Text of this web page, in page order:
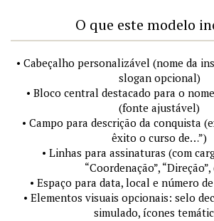
O que este modelo
• Cabeçalho personalizável (nome da
slogan opcional)
• Bloco central destacado para o
(fonte ajustável)
• Campo para descrição da conquista
êxito o curso de…”)
• Linhas para assinaturas (com
“Coordenação”,
• Espaço para data, local e número
• Elementos visuais opcionais: selo
simulado, ícones